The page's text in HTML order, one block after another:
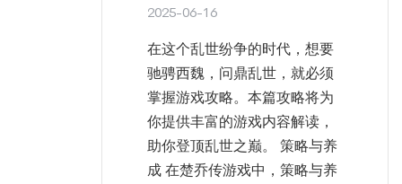
2025-06-16
在这个乱世纷争的时代，想要
驰骋西魏，问鼎乱世，就必须
掌握游戏攻略。本篇攻略将为
你提供丰富的游戏内容解读，
助你登顶乱世之巅。 策略与养
成 在楚乔传游戏中，策略与养